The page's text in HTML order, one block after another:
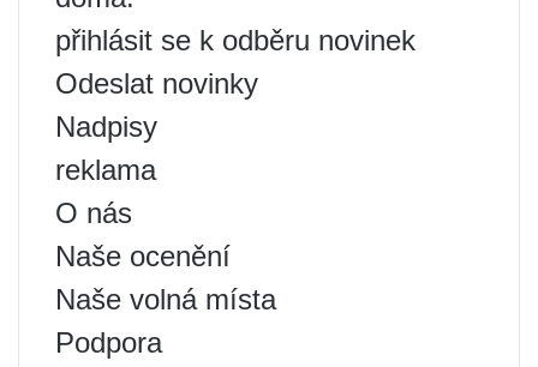
přihlásit se k odběru novinek
Odeslat novinky
Nadpisy
reklama
O nás
Naše ocenění
Naše volná místa
Podpora